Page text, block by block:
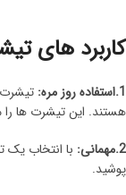
کاربرد های
1.استفاده روز مره:
تیشرت
هستند. این تیشرت ها را
2.مهمانی:
با انتخاب یک
پوشید.